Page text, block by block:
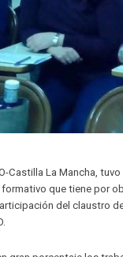
Castilla La Mancha,
que tiene por
del claustro